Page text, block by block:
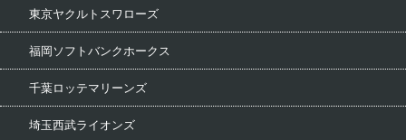
東京ヤクルトスワローズ
福岡ソフトバンクホークス
千葉ロッテマリーンズ
埼玉西武ライオンズ